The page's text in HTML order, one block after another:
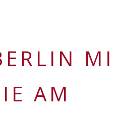
AM